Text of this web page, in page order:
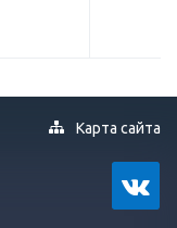
Карта сайта